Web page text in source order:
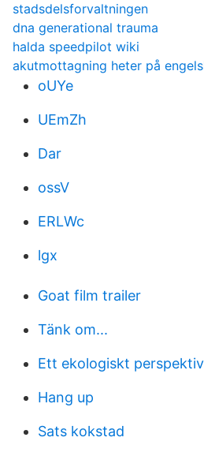
stadsdelsforvaltningen
dna generational trauma
halda speedpilot wiki
akutmottagning heter på
oUYe
UEmZh
Dar
ossV
ERLWc
lgx
Goat film trailer
Tänk om...
Ett ekologiskt perspektiv
Hang up
Sats kokstad